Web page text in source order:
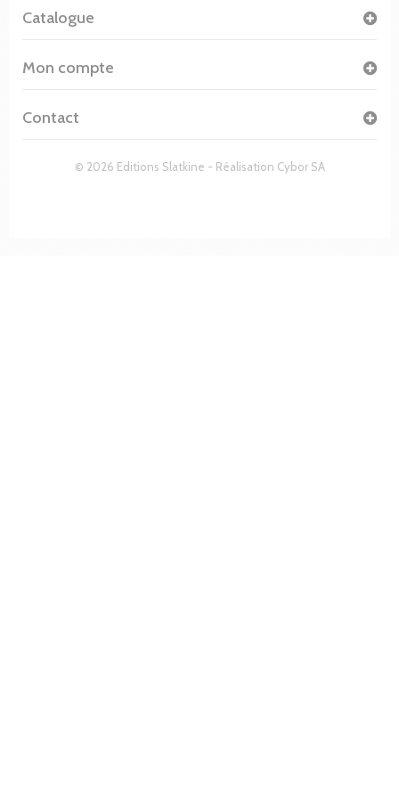
© 2026 Editions Slatkine - Réalisation Cybor SA
Catalogue
Mon compte
Contact